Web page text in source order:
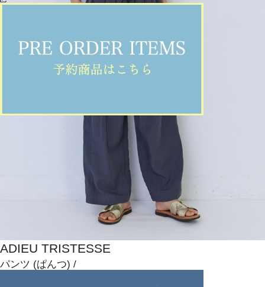
ADIEU TRISTESSE
パンツ (ぱんつ) /